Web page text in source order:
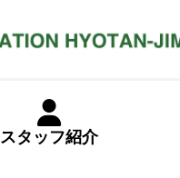
スタッフ紹介